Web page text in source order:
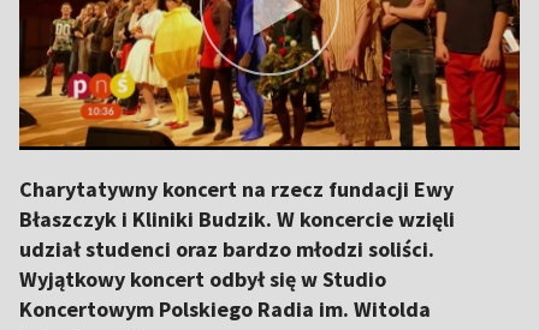
Charytatywny koncert na rzecz fundacji Ewy
Błaszczyk i Kliniki Budzik. W koncercie wzięli
udział studenci oraz bardzo młodzi soliści.
Wyjątkowy koncert odbył się w Studio
Koncertowym Polskiego Radia im. Witolda